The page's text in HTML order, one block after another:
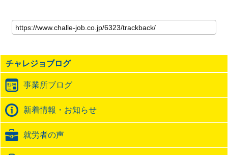
の
記
の
ト
ッ
ク
バ
ッ
ク
URL
チャレジョブログ
事業所ブログ
新着情報・お知らせ
就労者の声